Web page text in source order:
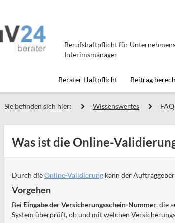
Berufshaftpflicht für
Interimsmanager
Berater Haftpflicht Beitrag
Sie befinden sich hier: Wissenswertes
Was ist die Online-
Durch dieOnline-Validierung kann der
Vorgehen
Bei Eingabe der Versicherungsschein-Nummer, die
System überprüft, ob und mit welchen